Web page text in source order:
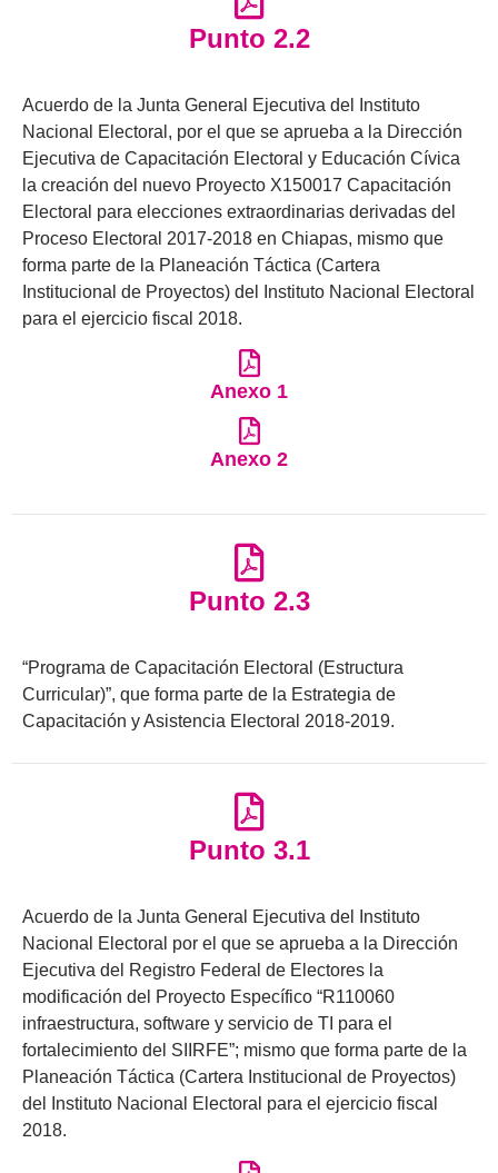
Punto 2.2
Acuerdo de la Junta General Ejecutiva del Instituto
Nacional Electoral, por el que se aprueba a la Dirección
Ejecutiva de Capacitación Electoral y Educación Cívica
la creación del nuevo Proyecto X150017 Capacitación
Electoral para elecciones extraordinarias derivadas del
Proceso Electoral 2017-2018 en Chiapas, mismo que
forma parte de la Planeación Táctica (Cartera
Institucional de Proyectos) del Instituto Nacional Electoral
para el ejercicio fiscal 2018.
Anexo 1
Anexo 2
Punto 2.3
“Programa de Capacitación Electoral (Estructura
Curricular)”, que forma parte de la Estrategia de
Capacitación y Asistencia Electoral 2018-2019.
Punto 3.1
Acuerdo de la Junta General Ejecutiva del Instituto
Nacional Electoral por el que se aprueba a la Dirección
Ejecutiva del Registro Federal de Electores la
modificación del Proyecto Específico “R110060
infraestructura, software y servicio de TI para el
fortalecimiento del SIIRFE”; mismo que forma parte de la
Planeación Táctica (Cartera Institucional de Proyectos)
del Instituto Nacional Electoral para el ejercicio fiscal
2018.